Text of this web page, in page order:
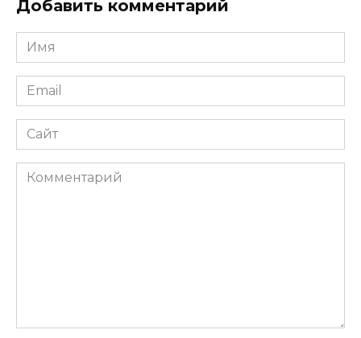
Добавить комментарий
Имя
*
Email
*
Сайт
Комментарий